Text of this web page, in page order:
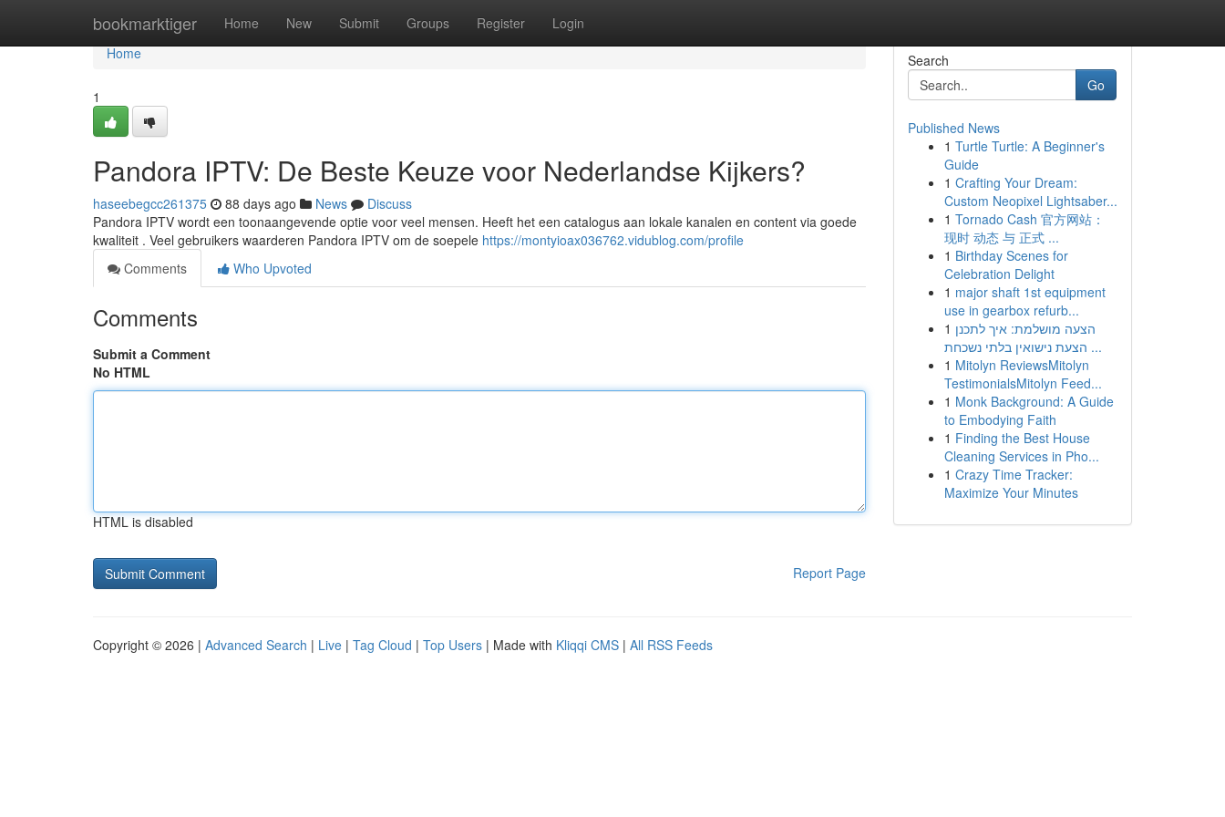
bookmarktiger Home New Submit Groups Register Login
Home
Home
1
Pandora IPTV: De Beste Keuze voor Nederlandse Kijkers?
haseebegcc261375 88 days ago News
Discuss
Pandora IPTV wordt een toonaangevende optie voor veel mensen. Heeft het een catalogus aan lokale kanalen en content via goede
kwaliteit . Veel gebruikers waarderen Pandora IPTV om de soepele https://montyioax036762.vidublog.com/profile
Comments
Who Upvoted
Comments
Submit a Comment
No HTML
HTML is disabled
Report Page
Search
Go
Published News
1 Turtle Turtle: A Beginner's
Guide
1 Crafting Your Dream:
Custom Neopixel Lightsaber...
1 Tornado Cash 官方网站：
现时 动态 与 正式 ...
1 Birthday Scenes for
Celebration Delight
1 major shaft 1st equipment
use in gearbox refurb...
1 הצעה מושלמת: איך לתכנן
הצעת נישואין בלתי נשכחת ...
1 Mitolyn ReviewsMitolyn
TestimonialsMitolyn Feed...
1 Monk Background: A Guide
to Embodying Faith
1 Finding the Best House
Cleaning Services in Pho...
1 Crazy Time Tracker:
Maximize Your Minutes
Copyright © 2026 | Advanced Search | Live | Tag Cloud | Top Users | Made with Kliqqi CMS | All RSS Feeds